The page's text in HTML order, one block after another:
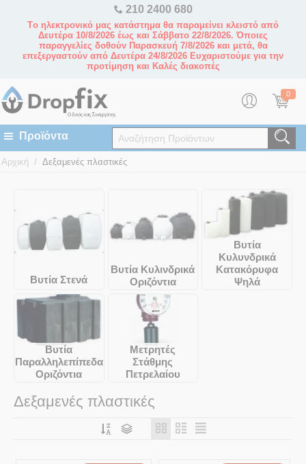
210 2400 680
Tο ηλεκτρονικό μας κατάστημα θα παραμείνει κλειστό από
Δευτέρα 10/8/2026 έως και Σάββατο 22/8/2026. Όποιες
παραγγελίες δοθούν Παρασκευή 7/8/2026 και μετά, θα
επεξεργαστούν από Δευτέρα 24/8/2026 Ευχαριστούμε για την
προτίμηση και Καλές διακοπές
0
Αρχική / Δεξαμενές πλαστικές
Βυτία Στενά
Βυτία Κυλινδρικά
Οριζόντια
Βυτία
Κυλυνδρικά
Κατακόρυφα
Ψηλά
Βυτία
Παραλληλεπίπεδα
Οριζόντια
Μετρητές
Στάθμης
Πετρελαίου
Δεξαμενές πλαστικές